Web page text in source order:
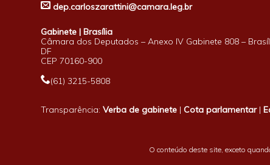
dep.carloszarattini@camara.leg.br
Gabinete | Brasília
Câmara dos Deputados – Anexo IV Gabinete 808 –
DF
CEP 70160-900
(61) 3215-5808
Transparência:Verba de gabinete |Cota parlamentar|
O conteúdo deste site, exceto